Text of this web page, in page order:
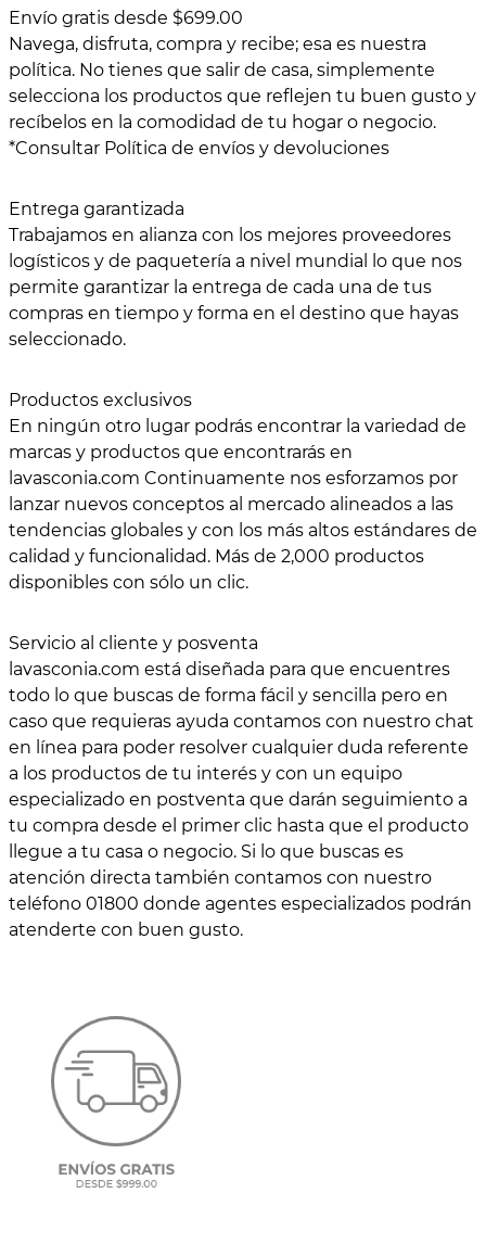
Envío gratis desde $699.00
Navega, disfruta, compra y recibe; esa es nuestra
política. No tienes que salir de casa, simplemente
selecciona los productos que reflejen tu buen gusto y
recíbelos en la comodidad de tu hogar o negocio.
*Consultar Política de envíos y devoluciones
Entrega garantizada
Trabajamos en alianza con los mejores proveedores
logísticos y de paquetería a nivel mundial lo que nos
permite garantizar la entrega de cada una de tus
compras en tiempo y forma en el destino que hayas
seleccionado.
Productos exclusivos
En ningún otro lugar podrás encontrar la variedad de
marcas y productos que encontrarás en
lavasconia.com Continuamente nos esforzamos por
lanzar nuevos conceptos al mercado alineados a las
tendencias globales y con los más altos estándares de
calidad y funcionalidad. Más de 2,000 productos
disponibles con sólo un clic.
Servicio al cliente y posventa
lavasconia.com está diseñada para que encuentres
todo lo que buscas de forma fácil y sencilla pero en
caso que requieras ayuda contamos con nuestro chat
en línea para poder resolver cualquier duda referente
a los productos de tu interés y con un equipo
especializado en postventa que darán seguimiento a
tu compra desde el primer clic hasta que el producto
llegue a tu casa o negocio. Si lo que buscas es
atención directa también contamos con nuestro
teléfono 01800 donde agentes especializados podrán
atenderte con buen gusto.